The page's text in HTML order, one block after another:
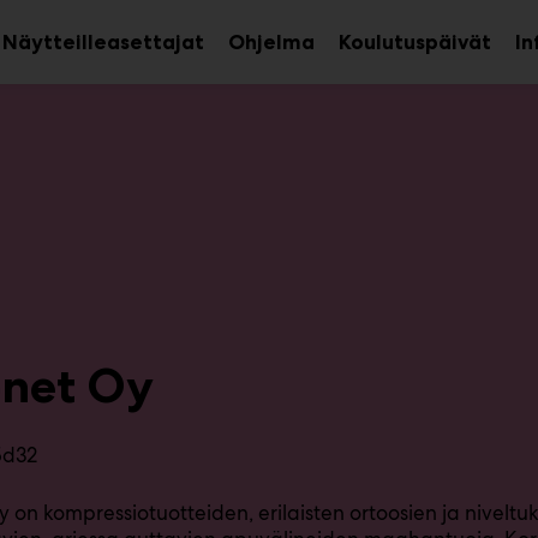
Näytteilleasettajat Ohjelma KoulutuspäivätAvaa
Oy
on kompressiotuotteiden, erilaisten ortoosien ja